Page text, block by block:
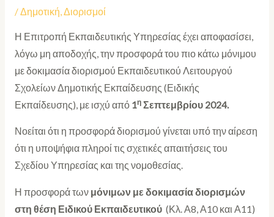
/Δημοτική,Διορισμοί
Η Επιτροπή Εκπαιδευτικής Υπηρεσίας έχει αποφασίσει,
λόγω μη αποδοχής, την προσφορά του πιο κάτω μόνιμου
με δοκιμασία διορισμού Εκπαιδευτικού Λειτουργού
Σχολείων Δημοτικής Εκπαίδευσης (Ειδικής
Εκπαίδευσης), με ισχύ από 1ηΣεπτεμβρίου 2024.
Νοείται ότι η προσφορά διορισμού γίνεται υπό την αίρεση
ότι η υποψήφια πληροί τις σχετικές απαιτήσεις του
Σχεδίου Υπηρεσίας και της νομοθεσίας.
Η προσφορά των μόνιμων με δοκιμασία διορισμών
στη θέση Ειδικού Εκπαιδευτικού (Κλ. Α8, Α10 και Α11)